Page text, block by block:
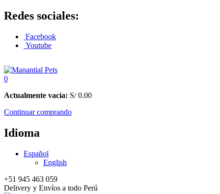
Redes sociales:
Facebook
Youtube
0
Actualmente vacía: S/0.00
Continuar comprando
Idioma
Español
English
+51 945 463 059
Delivery y Envíos a todo Perú